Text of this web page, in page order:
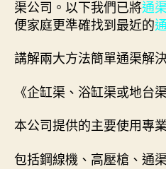
渠公司。以下我們已將通
便家庭更準確找到最近的
講解兩大方法簡單通渠解
《企缸渠、浴缸渠或地台
本公司提供的主要使用專
包括鋼線機、高壓槍、通